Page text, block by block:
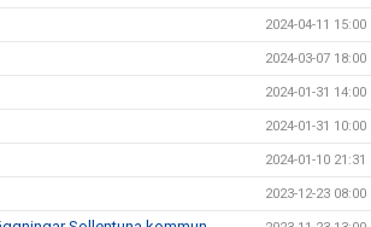
2024-04-11 15:00
2024-03-07 18:00
2024-01-31 14:00
2024-01-31 10:00
2024-01-10 21:31
2023-12-23 08:00